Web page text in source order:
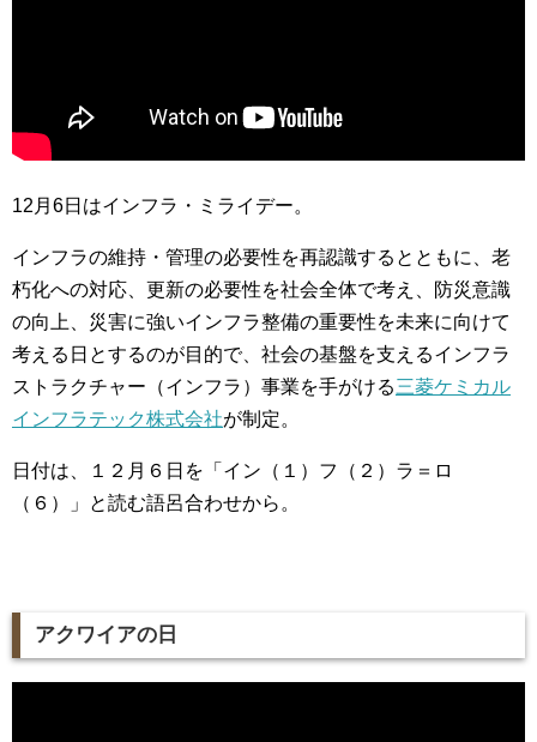
12月6日はインフラ・ミライデー。
インフラの維持・管理の必要性を再認識するとともに、老
朽化への対応、更新の必要性を社会全体で考え、防災意識
の向上、災害に強いインフラ整備の重要性を未来に向けて
考える日とするのが目的で、社会の基盤を支えるインフラ
ストラクチャー（インフラ）事業を手がける三菱ケミカル
インフラテック株式会社が制定。
日付は、１２月６日を「イン（１）フ（２）ラ＝ロ
（６）」と読む語呂合わせから。
アクワイアの日